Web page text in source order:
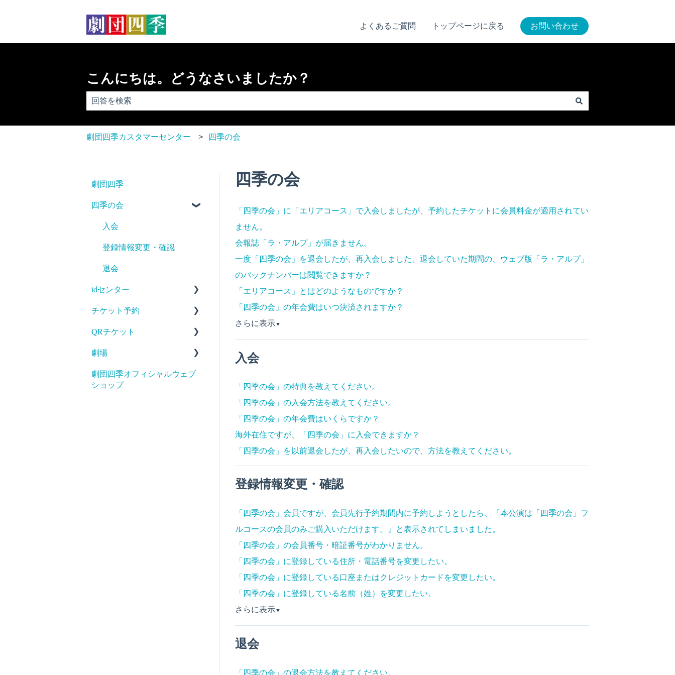
よくあるご質問 トップページに戻る お問い合わせ
こんにちは。どうなさいましたか？
劇団四季カスタマーセンター 四季の会
四季の会
「四季の会」に「エリアコース」で入会しましたが、予約したチケットに会員料金が適用されてい
ません。
会報誌「ラ・アルプ」が届きません。
一度「四季の会」を退会したが、再入会しました。退会していた期間の、ウェブ版「ラ・アルプ」
のバックナンバーは閲覧できますか？
「エリアコース」とはどのようなものですか？
「四季の会」の年会費はいつ決済されますか？
さらに表示▼
入会
「四季の会」の特典を教えてください。
「四季の会」の入会方法を教えてください。
「四季の会」の年会費はいくらですか？
海外在住ですが、「四季の会」に入会できますか？
「四季の会」を以前退会したが、再入会したいので、方法を教えてください。
登録情報変更・確認
「四季の会」会員ですが、会員先行予約期間内に予約しようとしたら、『本公演は「四季の会」フ
ルコースの会員のみご購入いただけます。』と表示されてしまいました。
「四季の会」の会員番号・暗証番号がわかりません。
「四季の会」に登録している住所・電話番号を変更したい。
「四季の会」に登録している口座またはクレジットカードを変更したい。
「四季の会」に登録している名前（姓）を変更したい。
さらに表示▼
退会
「四季の会」の退会方法を教えてください。
劇団四季
四季の会
入会
登録情報変更・確認
退会
idセンター
新規登録
登録情報変更・確認
登録解除
チケット予約
料金・キャンセル
予約方法・確認
支払・受取
QRチケット
発行・印刷(ホームプリン
出品
劇場
アクセス
劇団四季オフィシャルウェブ
ショップ